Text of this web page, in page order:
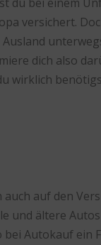
versichert.
dich also
wirklich
auch auf den
und ältere
bei Autokauf ein